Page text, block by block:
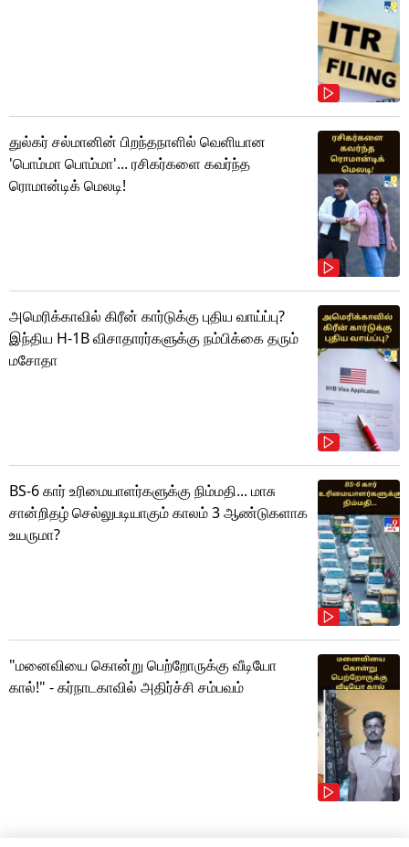
துல்கர் சல்மானின் பிறந்தநாளில் வெளியான
'பொம்மா பொம்மா'... ரசிகர்களை கவர்ந்த
ரொமான்டிக் மெலடி!
அமெரிக்காவில் கிரீன் கார்டுக்கு புதிய வாய்ப்பு?
இந்திய H-1B விசாதாரர்களுக்கு நம்பிக்கை தரும்
மசோதா
BS-6 கார் உரிமையாளர்களுக்கு நிம்மதி... மாசு
சான்றிதழ் செல்லுபடியாகும் காலம் 3 ஆண்டுகளாக
உயருமா?
"மனைவியை கொன்று பெற்றோருக்கு வீடியோ
கால்!" - கர்நாடகாவில் அதிர்ச்சி சம்பவம்